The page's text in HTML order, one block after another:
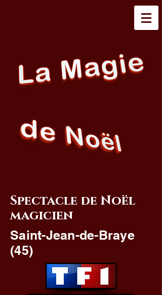
Spectacle de Noël
magicien
Saint-Jean-de-Braye
(45)